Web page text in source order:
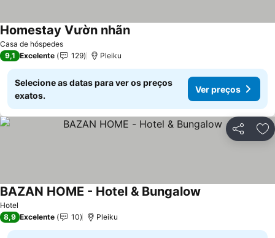
Casa de hóspedes
Homestay Vườn nhãn
9,1 Excelente 129 Pleiku
Selecione as datas para ver os preços
exatos.
Ver preços
Partilhar
Hotel
BAZAN HOME - Hotel & Bungalow
8,9 Excelente 10 Pleiku